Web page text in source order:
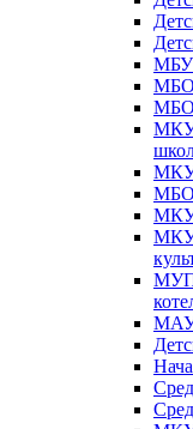
МБУ
МКУ
МУП
МАУ